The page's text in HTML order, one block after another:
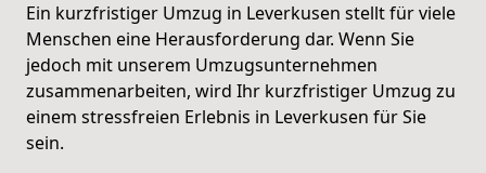
Ein kurzfristiger Umzug in Leverkusen stellt für viele
Menschen eine Herausforderung dar. Wenn Sie
jedoch mit unserem Umzugsunternehmen
zusammenarbeiten, wird Ihr kurzfristiger Umzug zu
einem stressfreien Erlebnis in Leverkusen für Sie
sein.